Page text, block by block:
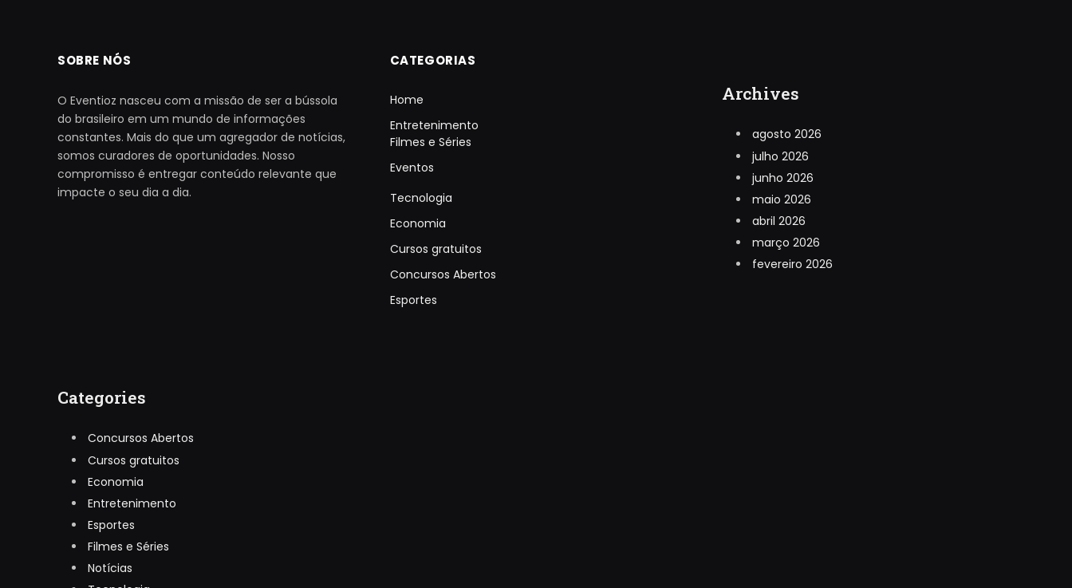
SOBRE NÓS
O Eventioz nasceu com a missão de ser a bússola
do brasileiro em um mundo de informações
constantes. Mais do que um agregador de notícias,
somos curadores de oportunidades. Nosso
compromisso é entregar conteúdo relevante que
impacte o seu dia a dia.
CATEGORIAS
Home
Entretenimento
Filmes e Séries
Eventos
Tecnologia
Economia
Cursos gratuitos
Concursos Abertos
Esportes
Archives
agosto 2026
julho 2026
junho 2026
maio 2026
abril 2026
março 2026
fevereiro 2026
Categories
Concursos Abertos
Cursos gratuitos
Economia
Entretenimento
Esportes
Filmes e Séries
Notícias